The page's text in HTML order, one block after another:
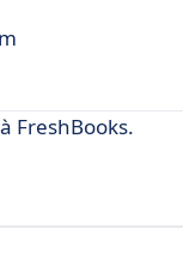
FreshBooks.